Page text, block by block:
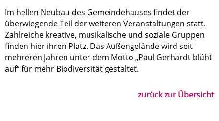
Im hellen Neubau des Gemeindehauses findet der
überwiegende Teil der weiteren Veranstaltungen statt.
Zahlreiche kreative, musikalische und soziale Gruppen
finden hier ihren Platz. Das Außengelände wird seit
mehreren Jahren unter dem Motto „Paul Gerhardt blüht
auf“ für mehr Biodiversität gestaltet.
zurück zur Übersicht